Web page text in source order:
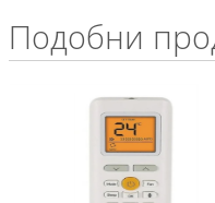
Подобни